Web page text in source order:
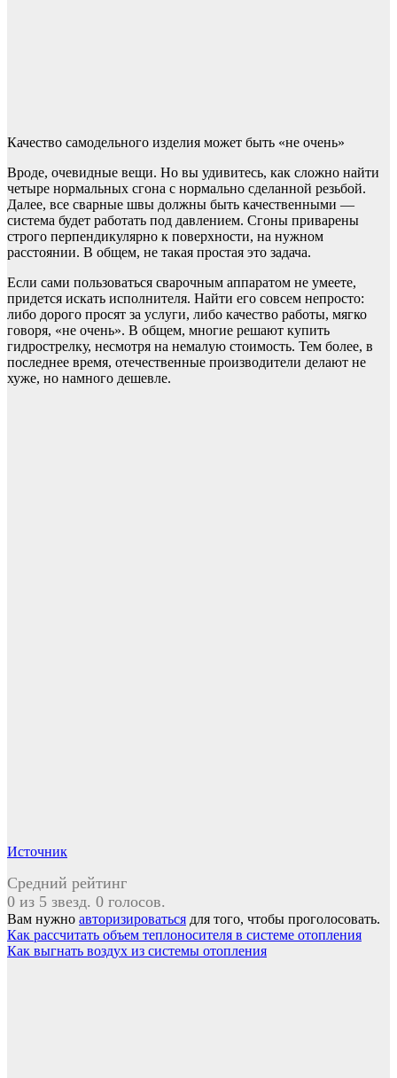
Качество самодельного изделия может быть «не очень»
Вроде, очевидные вещи. Но вы удивитесь, как сложно найти
четыре нормальных сгона с нормально сделанной резьбой.
Далее, все сварные швы должны быть качественными —
система будет работать под давлением. Сгоны приварены
строго перпендикулярно к поверхности, на нужном
расстоянии. В общем, не такая простая это задача.
Если сами пользоваться сварочным аппаратом не умеете,
придется искать исполнителя. Найти его совсем непросто:
либо дорого просят за услуги, либо качество работы, мягко
говоря, «не очень». В общем, многие решают купить
гидрострелку, несмотря на немалую стоимость. Тем более, в
последнее время, отечественные производители делают не
хуже, но намного дешевле.
Источник
Средний рейтинг
0 из 5 звезд. 0 голосов.
Вам нужно авторизироваться для того, чтобы проголосовать.
Навигация
по
Как рассчитать объем теплоносителя в системе отопления
Как выгнать воздух из системы отопления